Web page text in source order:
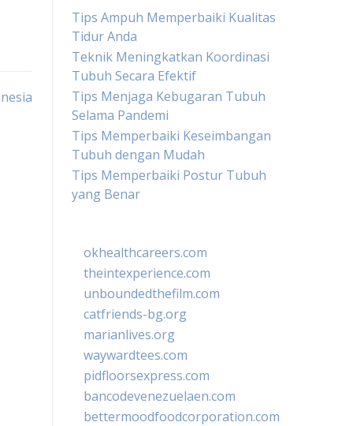
Tips Ampuh Memperbaiki Kualitas
Tidur Anda
Teknik Meningkatkan Koordinasi
Tubuh Secara Efektif
Tips Menjaga Kebugaran Tubuh
Selama Pandemi
Tips Memperbaiki Keseimbangan
Tubuh dengan Mudah
Tips Memperbaiki Postur Tubuh
yang Benar
okhealthcareers.com
theintexperience.com
unboundedthefilm.com
catfriends-bg.org
marianlives.org
waywardtees.com
pidfloorsexpress.com
bancodevenezuelaen.com
bettermoodfoodcorporation.com